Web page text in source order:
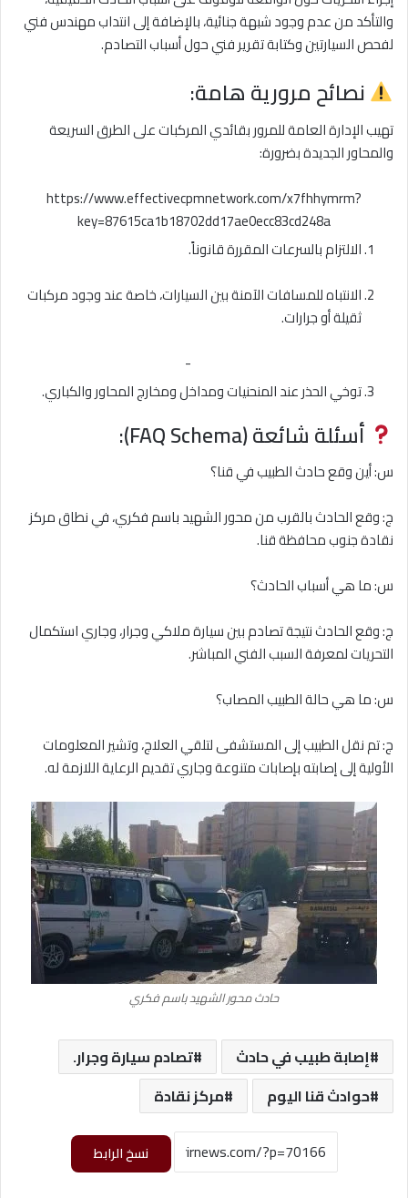
والتأكد من عدم وجود شبهة جنائية، بالإضافة إلى انتداب مهندس فني
لفحص السيارتين وكتابة تقرير فني حول أسباب التصادم.
نصائح مرورية هامة:
تهيب الإدارة العامة للمرور بقائدي المركبات على الطرق السريعة
والمحاور الجديدة بضرورة:
https://www.effectivecpmnetwork.com/x7fhhymrm?
key=87615ca1b18702dd17ae0ecc83cd248a
الالتزام بالسرعات المقررة قانوناً.
الانتباه للمسافات الآمنة بين السيارات، خاصة عند وجود مركبات
ثقيلة أو جرارات.
-
توخي الحذر عند المنحنيات ومداخل ومخارج المحاور والكباري.
أسئلة شائعة (FAQ Schema):
س: أين وقع حادث الطبيب في قنا؟
ج: وقع الحادث بالقرب من محور الشهيد باسم فكري، في نطاق مركز
نقادة جنوب محافظة قنا.
س: ما هي أسباب الحادث؟
ج: وقع الحادث نتيجة تصادم بين سيارة ملاكي وجرار، وجاري استكمال
التحريات لمعرفة السبب الفني المباشر.
س: ما هي حالة الطبيب المصاب؟
ج: تم نقل الطبيب إلى المستشفى لتلقي العلاج، وتشير المعلومات
الأولية إلى إصابته بإصابات متنوعة وجاري تقديم الرعاية اللازمة له.
حادث محور الشهيد باسم فكري
إصابة طبيب في حادث
تصادم سيارة وجرار.
حوادث قنا اليوم
مركز نقادة
نسخ الرابط